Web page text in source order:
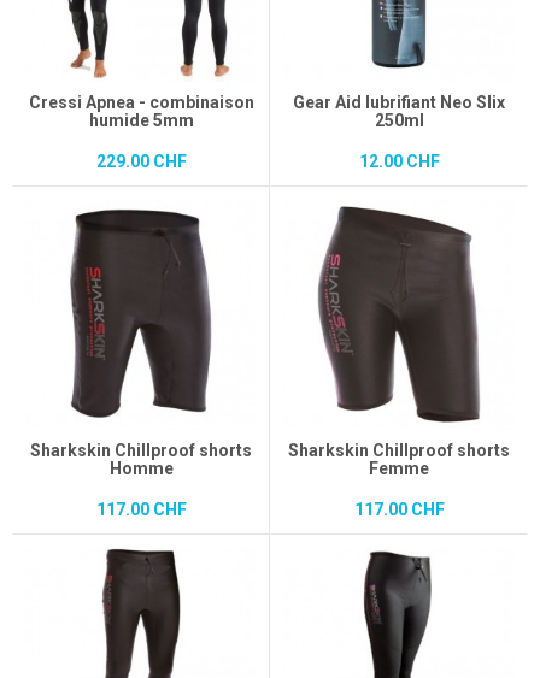
Cressi Apnea - combinaison
humide 5mm
229.00 CHF
Gear Aid lubrifiant Neo Slix
250ml
12.00 CHF
Sharkskin Chillproof shorts
Homme
117.00 CHF
Sharkskin Chillproof shorts
Femme
117.00 CHF